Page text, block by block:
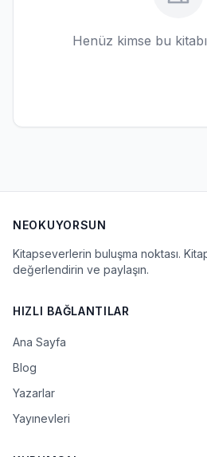
Henüz kimse bu
NEOKUYORSUN
Kitapseverlerin buluşma noktası.
değerlendirin ve paylaşın.
HIZLI BAĞLANTILAR
Ana Sayfa
Blog
Yazarlar
Yayınevleri